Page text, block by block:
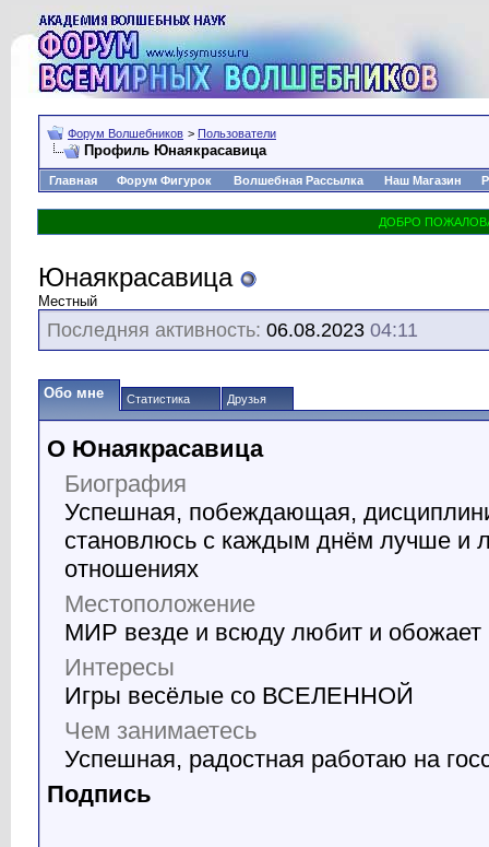
Форум Волшебников > Пользователи
Профиль Юнаякрасавица
Главная Форум Фигурок Волшебная Рассылка Наш Магазин
Юнаякрасавица
Местный
Последняя активность: 06.08.2023 04:11
Обо мне Статистика Друзья
О Юнаякрасавица
Биография
Успешная, побеждающая,
становлюсь с каждым днём лучше и
отношениях
Местоположение
МИР везде и всюду любит и обожает
Интересы
Игры весёлые со ВСЕЛЕННОЙ
Чем занимаетесь
Успешная, радостная работаю на
Подпись